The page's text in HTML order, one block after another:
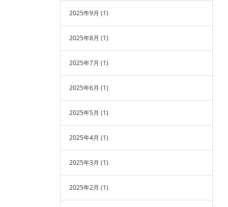
2025年9月 (1)
2025年8月 (1)
2025年7月 (1)
2025年6月 (1)
2025年5月 (1)
2025年4月 (1)
2025年3月 (1)
2025年2月 (1)